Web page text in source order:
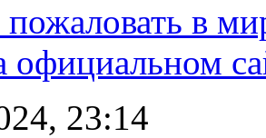
в
официальном
23:14